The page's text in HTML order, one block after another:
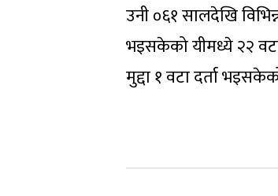
उनी ०६१ सालदेखि
भइसकेको यीमध्ये २२ वटा
मुद्दा १ वटा दर्ता